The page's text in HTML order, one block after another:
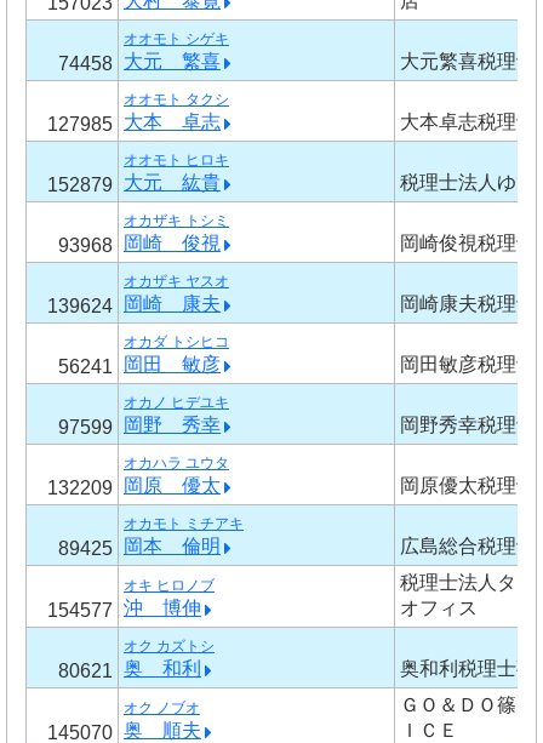
74458
オオモト シゲキ
大元 繁喜 大元繁喜税理士
127985
オオモト タクシ
大本 卓志 大本卓志税理士
152879
オオモト ヒロキ
大元 紘貴 税理士法人ゆ
93968
オカザキ トシミ
岡崎 俊視 岡崎俊視税理士
139624
オカザキ ヤスオ
岡崎 康夫 岡崎康夫税理士
56241
オカダ トシヒコ
岡田 敏彦 岡田敏彦税理士
97599
オカノ ヒデユキ
岡野 秀幸 岡野秀幸税理士
132209
オカハラ ユウタ
岡原 優太 岡原優太税理士
89425
オカモト ミチアキ
岡本 倫明 広島総合税理士
154577
オキ ヒロノブ
沖 博伸
税理士法人タ
オフィス
80621
オク カズトシ
奥 和利 奥和利税理士事
145070
オク ノブオ
奥 順夫
ＧＯ＆ＤＯ篠
ＩＣＥ